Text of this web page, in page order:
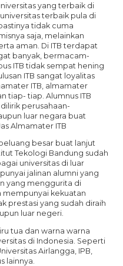
yang terbaik di
terbaik pula di
tidak cuma
saja, melainkan
aman. Di ITB terdapat
banyak, bermacam-
ITB tidak sempat hening
ITB sangat loyalitas
ITB, almamater
tiap- tiap. Alumnus ITB
perusahaan-
luar negara buat
Almamater ITB
besar buat lanjut
Tekologi Bandung sudah
universitas di luar
jalinan alumni yang
yang menggurita di
mempunyai kekuatan
prestasi yang sudah diraih
luar negeri.
tua dan warna warna
di Indonesia. Seperti
Airlangga, IPB,
lainnya.